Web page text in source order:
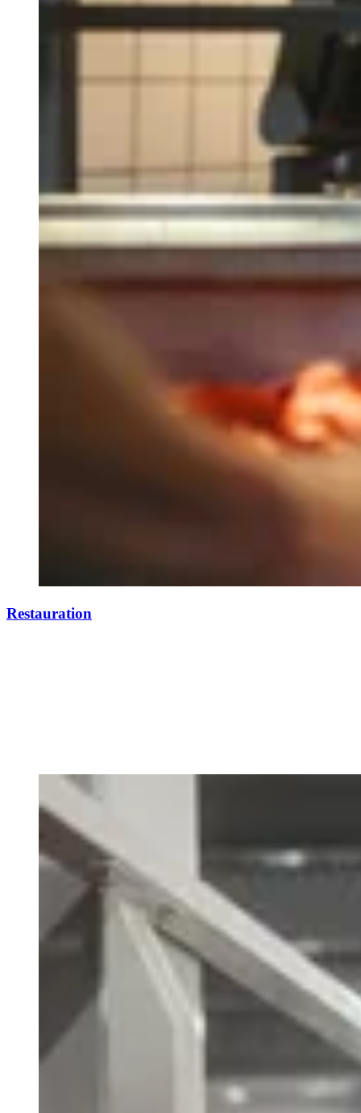
Restauration